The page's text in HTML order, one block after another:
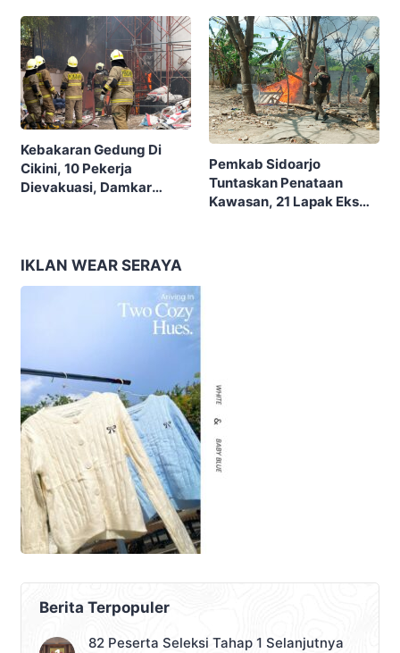
Membangun Bangsa”
Kebakaran Gedung Di
Cikini, 10 Pekerja
Dievakuasi, Damkar
Pemkab Sidoarjo
Tuntaskan Penataan
Kawasan, 21 Lapak Eks
IKLAN WEAR SERAYA
Berita Terpopuler
82 Peserta Seleksi Tahap 1 Selanjutnya